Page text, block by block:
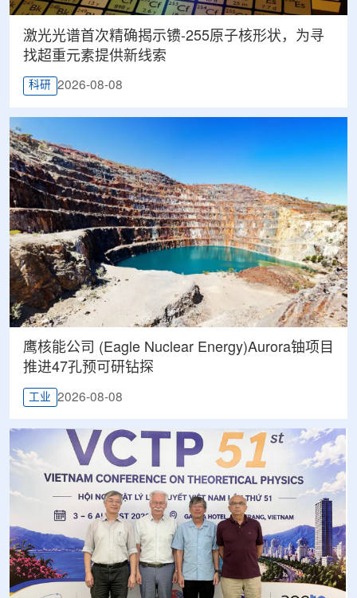
激光光谱首次精确揭示镄-255原子核形状，为寻
找超重元素提供新线索
科研 2026-08-08
鹰核能公司 (Eagle Nuclear Energy)Aurora铀项目
推进47孔预可研钻探
工业 2026-08-08